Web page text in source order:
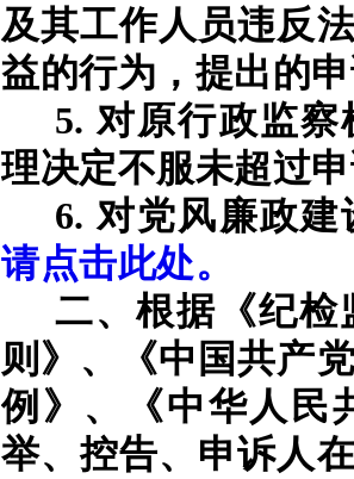
及其工作人员违反
益的行为，提出的
5. 对原行政监
理决定不服未超过
6. 对党风廉政
请点击此处。
二、根据《纪检
则》、《中国共产
例》、《中华人民
举、控告、申诉人